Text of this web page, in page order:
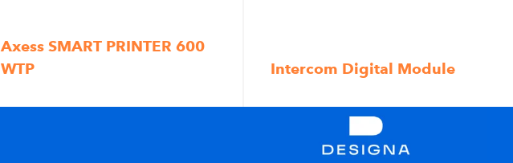
Axess SMART PRINTER 600
WTP
Intercom Digital Module